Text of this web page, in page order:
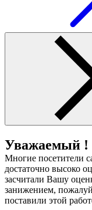
Уважаемый !
Многие посетители
достаточно высоко
засчитали Вашу
занижением,
поставили этой